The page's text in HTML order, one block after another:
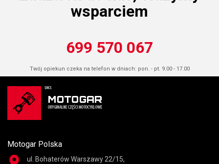
wsparciem
699 570 067
Twój opiekun czeka na telefon w dniach: pon. - pt. 9.00 - 17.00
Motogar Polska
ul. Bohaterów Warszawy 22/15,